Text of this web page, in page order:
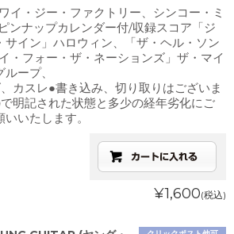
イ・ジー・ファクトリー、シンコー・ミ
ンナップカレンダー付/収録スコア「ジ
サイン」ハロウィン、「ザ・ヘル・ソン
・フォー・ザ・ネーションズ」ザ・マイ
ープ、
カスレ●書き込み、切り取りはございま
明記された状態と多少の経年劣化にご
いたします。
¥1,600(税込)